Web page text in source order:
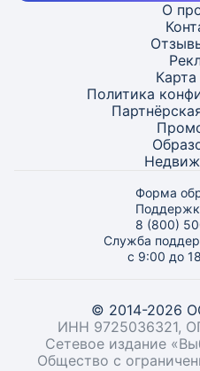
О
Карта
Политика
Форма
8 (800)
Служба
с 9:00 до
© 2014-2026
ИНН 9725036321,
Сетевое издание
Общество с